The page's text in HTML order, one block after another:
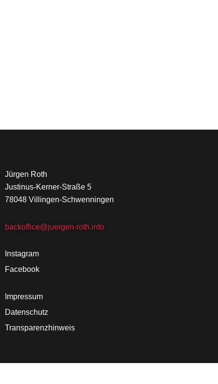
Jürgen Roth
Justinus-Kerner-Straße 5
78048 Villingen-Schwenningen
backoffice@juergen-roth.info
Instagram
Facebook
Impressum
Datenschutz
Transparenzhinweis